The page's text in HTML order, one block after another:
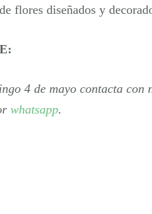
flores diseñados y
4 de mayo contacta con
whatsapp.